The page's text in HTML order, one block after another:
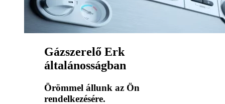
Gázszerelő Erk
általánosságban
Örömmel állunk az Ön
rendelkezésére.